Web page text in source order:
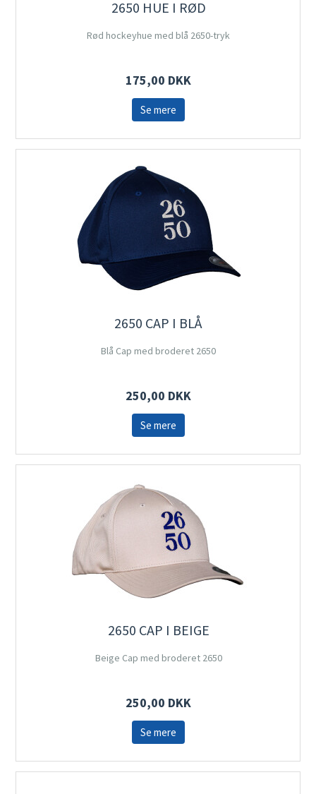
2650 HUE I RØD
Rød hockeyhue med blå 2650-tryk
175,00 DKK
Se mere
2650 CAP I BLÅ
Blå Cap med broderet 2650
250,00 DKK
Se mere
2650 CAP I BEIGE
Beige Cap med broderet 2650
250,00 DKK
Se mere